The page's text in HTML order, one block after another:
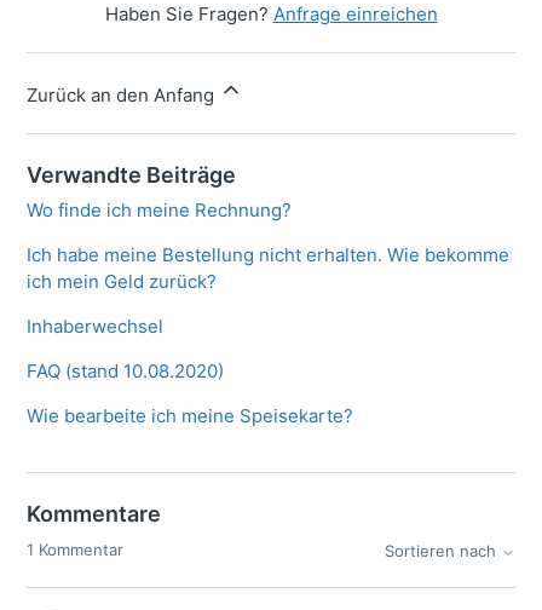
Haben Sie Fragen? Anfrage einreichen
Zurück an den Anfang
Verwandte Beiträge
Wo finde ich meine Rechnung?
Ich habe meine Bestellung nicht erhalten. Wie bekomme
ich mein Geld zurück?
Inhaberwechsel
FAQ (stand 10.08.2020)
Wie bearbeite ich meine Speisekarte?
Kommentare
1 Kommentar Sortieren nach